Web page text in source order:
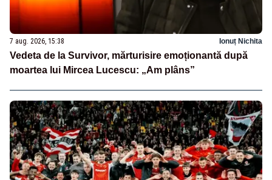
7 aug. 2026, 15:38 Ionuț Nichita
Vedeta de la Survivor, mărturisire emoționantă după
moartea lui Mircea Lucescu: „Am plâns”